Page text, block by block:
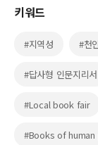
키워드
#지역성 #천
#답사형 인문지리서
#Local book fair
#Books of